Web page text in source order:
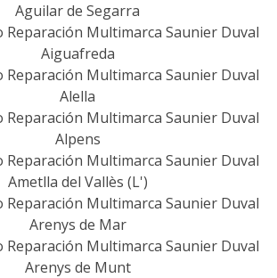
Aguilar de Segarra
Reparación Multimarca Saunier Duval
Aiguafreda
Reparación Multimarca Saunier Duval
Alella
Reparación Multimarca Saunier Duval
Alpens
Reparación Multimarca Saunier Duval
Ametlla del Vallès (L')
Reparación Multimarca Saunier Duval
Arenys de Mar
Reparación Multimarca Saunier Duval
Arenys de Munt